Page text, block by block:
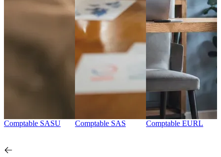
Comptable SASU Comptable SAS Comptable EURL